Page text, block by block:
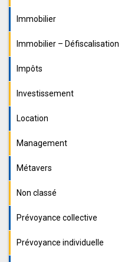
Immobilier
Immobilier – Défiscalisation
Impôts
Investissement
Location
Management
Métavers
Non classé
Prévoyance collective
Prévoyance individuelle